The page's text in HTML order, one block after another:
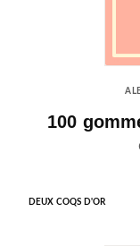
100
DEUX COQS D'OR